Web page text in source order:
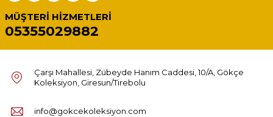
MÜŞTERI HIZMETLERI
05355029882
Çarşı Mahallesi, Zübeyde Hanım Caddesi, 10/A, Gökçe
Koleksiyon, Giresun/Tirebolu
info@gokcekoleksiyon.com